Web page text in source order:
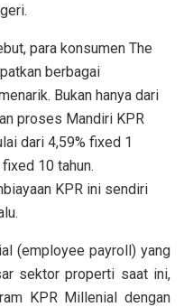
para konsumen The
berbagai
Bukan hanya dari
proses Mandiri KPR
dari 4,59% fixed 1
10 tahun.
KPR ini sendiri
(employee payroll) yang
sektor properti saat ini,
KPR Millenial dengan